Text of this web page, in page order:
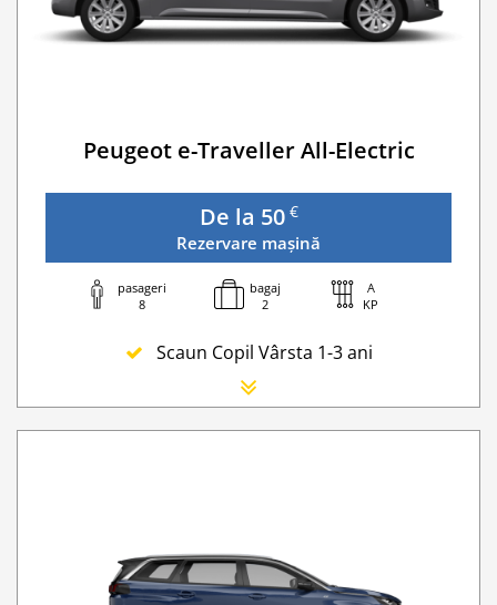
Traversarea frontierei Romania
Go Chisinau Airport Shuttle Bus Service And
Peugeot e-Traveller All-Electric
De la 50 €
Rezervare mașină
pasageri
8
bagaj
2
A
KP
Scaun Copil Vârsta 1-3 ani
Scaun Nou-nascut
Lanturi de iarna
WI-FI 4G nelimitat